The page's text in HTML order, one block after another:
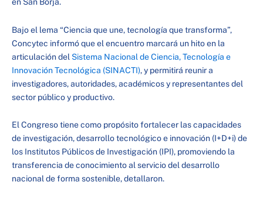
Bajo el lema “Ciencia que une, tecnología que transforma”,
Concytec informó que el encuentro marcará un hito en la
articulación del Sistema Nacional de Ciencia, Tecnología e
Innovación Tecnológica (SINACTI), y permitirá reunir a
investigadores, autoridades, académicos y representantes del
sector público y productivo.
El Congreso tiene como propósito fortalecer las capacidades
de investigación, desarrollo tecnológico e innovación (I+D+i) de
los Institutos Públicos de Investigación (IPI), promoviendo la
transferencia de conocimiento al servicio del desarrollo
nacional de forma sostenible, detallaron.